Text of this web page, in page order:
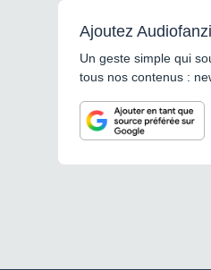
Ajoutez
Un geste simple qui
tous nos contenus :